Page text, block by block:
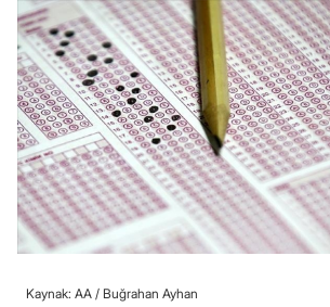
Kaynak: AA / Buğrahan Ayhan